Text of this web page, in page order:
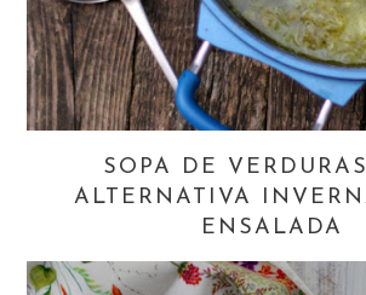
SOPA DE
ALTERNATIVA
ENSALADA